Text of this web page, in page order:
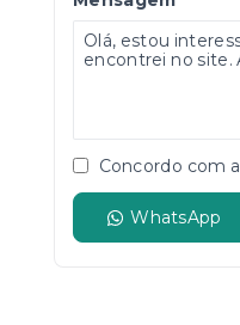
Concordo com a
WhatsApp